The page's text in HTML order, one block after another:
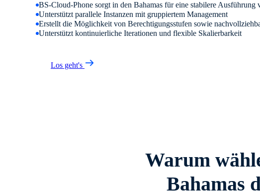
BS-Cloud-Phone sorgt in den Bahamas für eine stabilere Ausführung
Unterstützt parallele Instanzen mit gruppiertem Management
Erstellt die Möglichkeit von Berechtigungsstufen sowie
Unterstützt kontinuierliche Iterationen und flexible Skalierbarkeit
Los geht's
Warum
Bahamas